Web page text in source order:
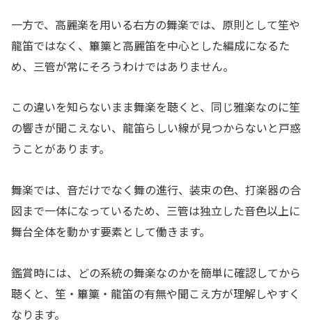
一方で、高麗楽を用いる右方の舞楽では、原則として笙や
龍笛ではなく、篳篥と高麗笛を中心とした編成になるた
め、三管が常にそろうわけではありません。
この違いを知らないまま舞楽を聴くと、同じ雅楽なのに笙
の響きが聞こえない、龍笛らしい線が見つからないと戸惑
うことがあります。
舞楽では、音だけでなく舞の進行、装束の色、打楽器の合
図まで一体になっているため、三管は独立した音色以上に
舞台全体を動かす要素として働きます。
鑑賞時には、どの系統の舞楽なのかを簡単に確認してから
聴くと、笙・篳篥・龍笛の有無や聞こえ方が理解しやすく
なります。